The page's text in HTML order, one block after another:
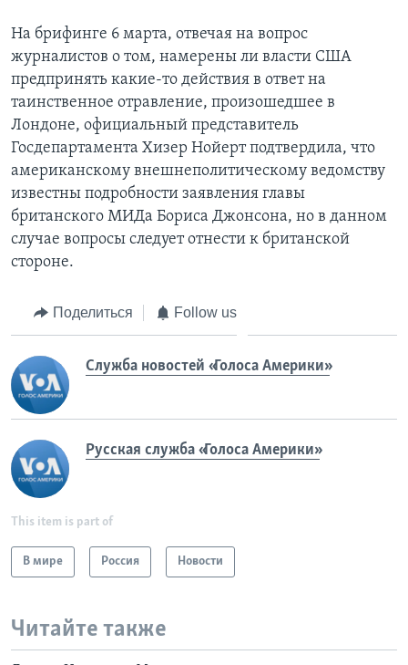
На брифинге 6 марта, отвечая на вопрос
журналистов о том, намерены ли власти США
предпринять какие-то действия в ответ на
таинственное отравление, произошедшее в
Лондоне, официальный представитель
Госдепартамента Хизер Нойерт подтвердила, что
американскому внешнеполитическому ведомству
известны подробности заявления главы
британского МИДа Бориса Джонсона, но в данном
случае вопросы следует отнести к британской
стороне.
Поделиться Follow us
Служба новостей «Голоса Америки»
Русская служба «Голоса Америки»
This item is part of
В мире Россия Новости
Читайте также